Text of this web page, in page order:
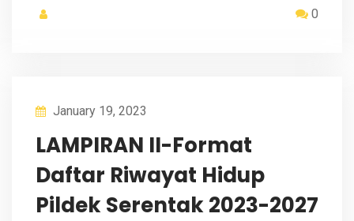
0
January 19, 2023
LAMPIRAN II-Format
Daftar Riwayat Hidup
Pildek Serentak 2023-2027